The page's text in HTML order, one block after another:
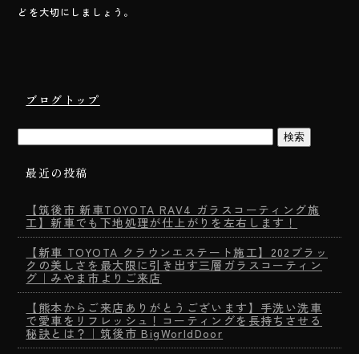
どを大切にしましょう。
ブログトップ
最近の投稿
【筑後市 新車TOYOTA RAV4 ガラスコーティング施
工】新車でも下地処理が仕上がりを左右します！
【新車 TOYOTA クラウンエステート施工】202ブラッ
クの美しさを最大限に引き出す三層ガラスコーティン
グ｜みやま市よりご来店
【熊本からご来店ありがとうございます】手洗い洗車
で愛車をリフレッシュ！コーティングを長持ちさせる
秘訣とは？｜筑後市 BigWorldDoor